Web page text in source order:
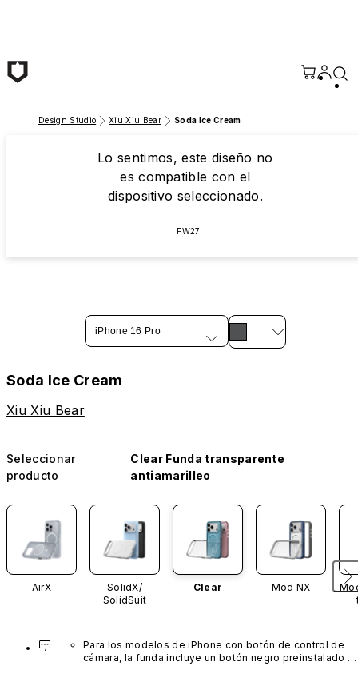
Design Studio Xiu Xiu Bear Soda Ice Cream
Lo sentimos, este diseño no
es compatible con el
dispositivo seleccionado.
FW27
iPhone 16 Pro
Soda Ice Cream
Xiu Xiu Bear
Seleccionar
producto
Clear Funda transparente
antiamarilleo
AirX
SolidX/
SolidSuit
Clear Mod NX
Para los modelos de iPhone con botón de control de
cámara, la funda incluye un botón negro preinstalado